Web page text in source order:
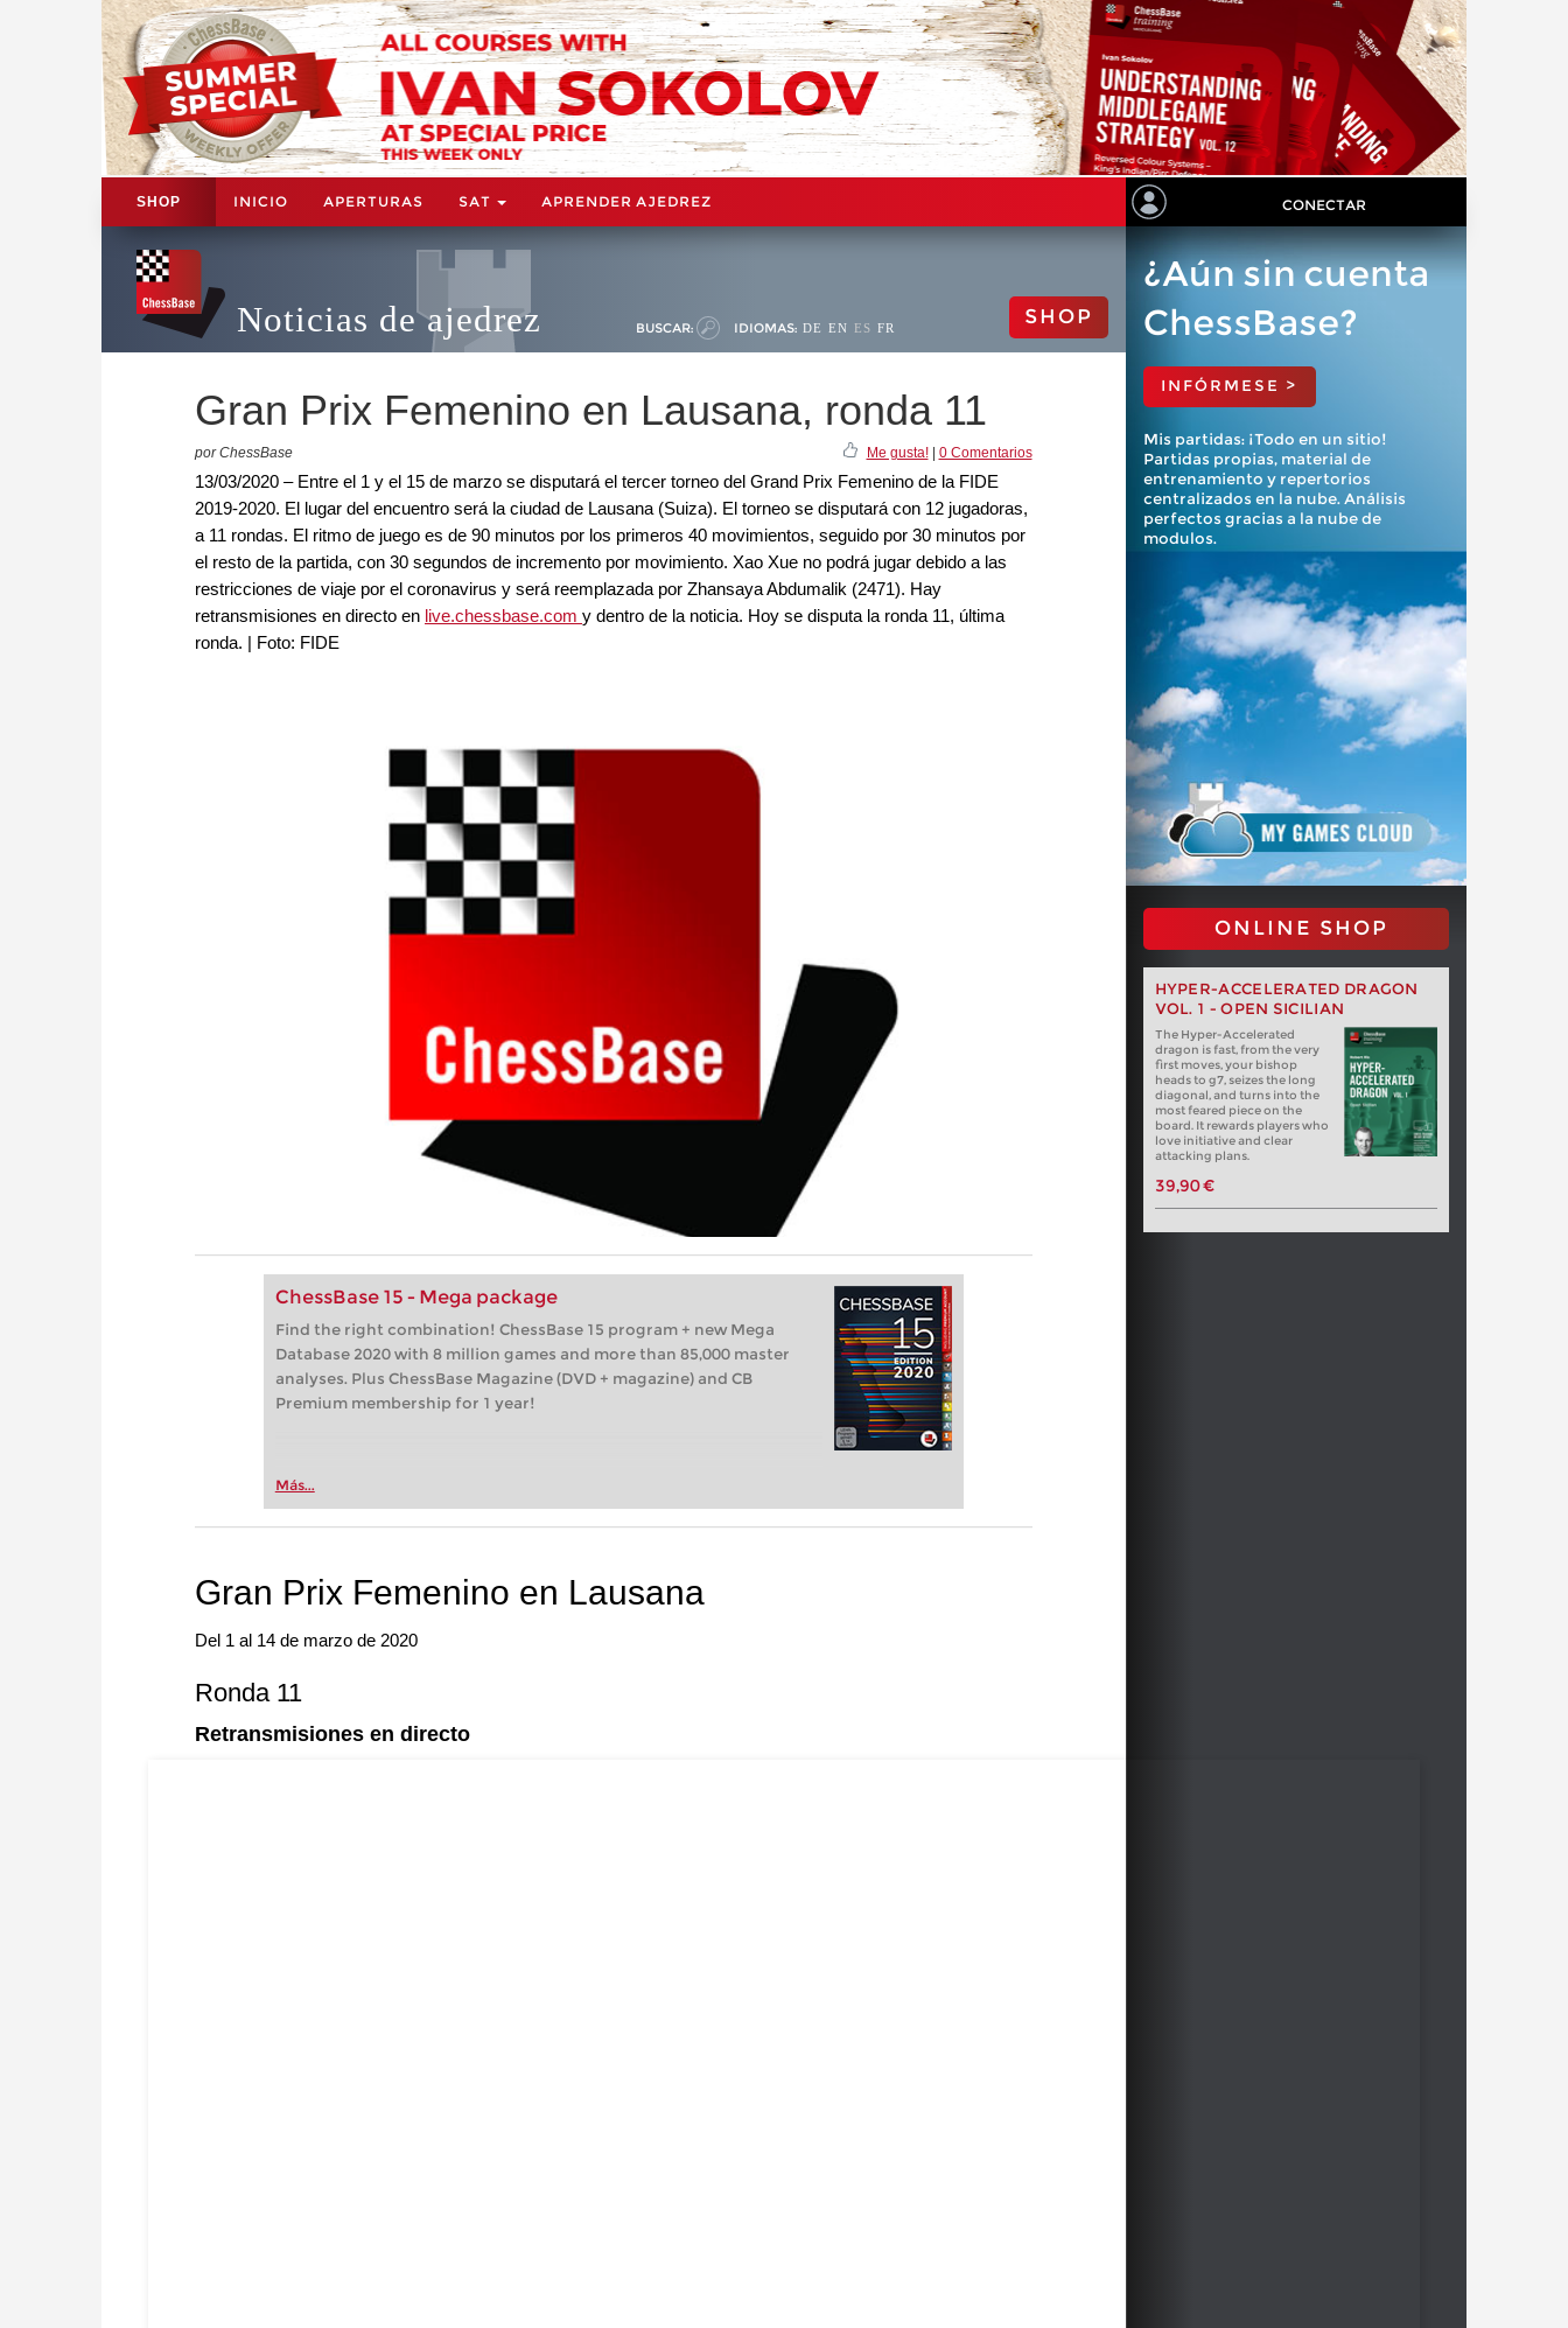
SHOP INICIO APERTURAS SAT APRENDER AJEDREZ CONECTAR
Noticias de ajedrez BUSCAR: IDIOMAS: DE EN ES FR SHOP
Gran Prix Femenino en Lausana, ronda 11
por ChessBase Me gusta!| 0 Comentarios
13/03/2020 – Entre el 1 y el 15 de marzo se disputará el tercer torneo del Grand Prix Femenino de la FIDE
2019-2020. El lugar del encuentro será la ciudad de Lausana (Suiza). El torneo se disputará con 12 jugadoras,
a 11 rondas. El ritmo de juego es de 90 minutos por los primeros 40 movimientos, seguido por 30 minutos por
el resto de la partida, con 30 segundos de incremento por movimiento. Xao Xue no podrá jugar debido a las
restricciones de viaje por el coronavirus y será reemplazada por Zhansaya Abdumalik (2471). Hay
retransmisiones en directo en live.chessbase.com y dentro de la noticia. Hoy se disputa la ronda 11, última
ronda. | Foto: FIDE
ChessBase 15 - Mega package
Find the right combination! ChessBase 15 program + new Mega
Database 2020 with 8 million games and more than 85,000 master
analyses. Plus ChessBase Magazine (DVD + magazine) and CB
Premium membership for 1 year!
Más...
¿Aún sin cuenta
ChessBase?
INFÓRMESE >
Mis partidas: ¡Todo en un sitio!
Partidas propias, material de
entrenamiento y repertorios
centralizados en la nube. Análisis
perfectos gracias a la nube de
modulos.
ONLINE SHOP
HYPER-ACCELERATED DRAGON
VOL. 1 - OPEN SICILIAN
The Hyper-Accelerated
dragon is fast, from the very
first moves, your bishop
heads to g7, seizes the long
diagonal, and turns into the
most feared piece on the
board. It rewards players who
love initiative and clear
attacking plans.
39,90 €
Gran Prix Femenino en Lausana
Del 1 al 14 de marzo de 2020
Ronda 11
Retransmisiones en directo